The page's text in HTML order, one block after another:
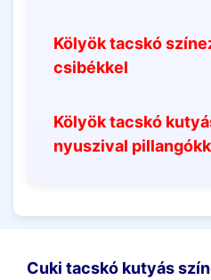
Kölyök tacskó
csibékkel
Kölyök tacskó
nyuszival
Cuki tacskó kutyás